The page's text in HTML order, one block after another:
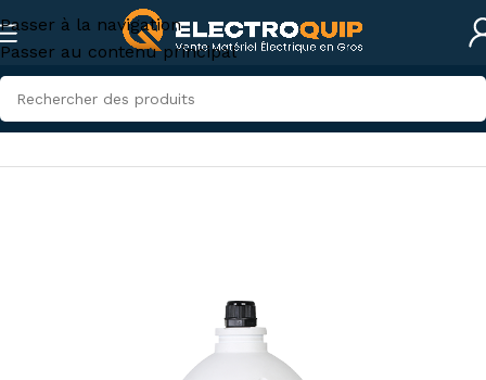
Passer à la navigation
Passer au contenu principal
Accueil/Sécurité/Caméras